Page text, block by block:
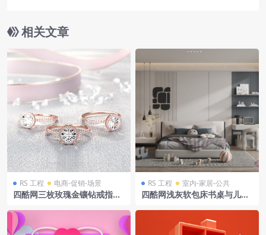
相关文章
RS 工程 电商-促销-场景
四酷网三枚玫瑰金镶钻戒指及
RS 工程 室内-家居-公共
四酷网浅灰软包床书桌与儿童